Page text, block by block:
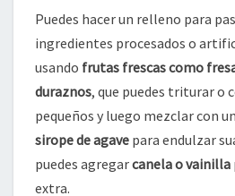
Puedes hacer un relleno para
ingredientes procesados o
usando frutas frescas como
duraznos, que puedes triturar o
pequeños y luego mezclar con
sirope de agave para endulzar
puedes agregarcanela o vainilla
extra.